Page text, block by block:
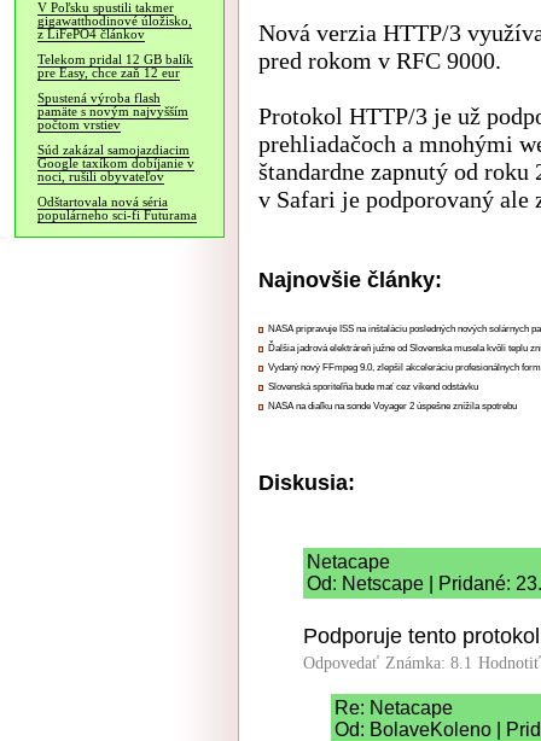
V Poľsku spustili takmer
gigawatthodinové úložisko,
z LiFePO4 článkov
Telekom pridal 12 GB balík
pre Easy, chce zaň 12 eur
Spustená výroba flash
pamäte s novým najvyšším
počtom vrstiev
Súd zakázal samojazdiacim
Google taxíkom dobíjanie v
noci, rušili obyvateľov
Odštartovala nová séria
populárneho sci-fi Futurama
Nová verzia HTTP/3
pred rokom v RFC 9000.
Protokol HTTP/3 je už
prehliadačoch a mnohými
štandardne zapnutý od
v Safari je podporovaný ale
Najnovšie články:
NASA pripravuje ISS na inštaláciu posledných nových solárnych
Ďalšia jadrová elektráreň južne od Slovenska musela kvôli teplu
Vydaný nový FFmpeg 9.0, zlepšil akceleráciu profesionálnych
Slovenská sporiteľňa bude mať cez víkend odstávku
NASA na diaľku na sonde Voyager 2 úspešne znížila spotrebu
Diskusia:
Netacape
Od: Netscape | Pridané:
Podporuje tento
Odpovedať Známka: 8.1
Re: Netacape
Od: BolaveKoleno |